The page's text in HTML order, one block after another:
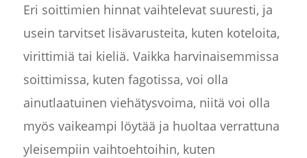
Eri soittimien hinnat vaihtelevat suuresti, ja
usein tarvitset lisävarusteita, kuten koteloita,
virittimiä tai kieliä. Vaikka harvinaisemmissa
soittimissa, kuten fagotissa, voi olla
ainutlaatuinen viehätysvoima, niitä voi olla
myös vaikeampi löytää ja huoltaa verrattuna
yleisempiin vaihtoehtoihin, kuten